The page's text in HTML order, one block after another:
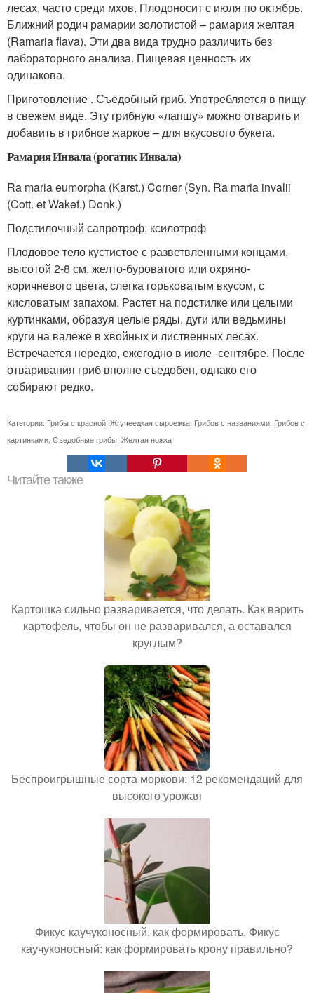
лесах, часто среди мхов. Плодоносит с июля по октябрь.
Ближний родич рамарии золотистой – рамария желтая
(Ramaria flava). Эти два вида трудно различить без
лабораторного анализа. Пищевая ценность их
одинакова.
Приготовление . Съедобный гриб. Употребляется в пищу
в свежем виде. Эту грибную «лапшу» можно отварить и
добавить в грибное жаркое – для вкусового букета.
Рамария Инвала (рогатик Инвала)
Ra maria eumorpha (Karst.) Corner (Syn. Ra maria invalii
(Cott. et Wakef.) Donk.)
Подстилочный сапротроф, ксилотроф
Плодовое тело кустистое с разветвленными концами,
высотой 2-8 см, желто-буроватого или охряно-
коричневого цвета, слегка горьковатым вкусом, с
кисловатым запахом. Растет на подстилке или целыми
куртинками, образуя целые ряды, дуги или ведьмины
круги на валеже в хвойных и лиственных лесах.
Встречается нередко, ежегодно в июле -сентябре. После
отваривания гриб вполне съедобен, однако его
собирают редко.
Категории: Грибы с красной Жгучеедкая сыроежка Грибов с названиями Грибов с
картинками Съедобные грибы Желтая ножка
Читайте также
Картошка сильно разваривается, что делать. Как варить
картофель, чтобы он не разваривался, а оставался
круглым?
Беспроигрышные сорта моркови: 12 рекомендаций для
высокого урожая
Фикус каучуконосный, как формировать. Фикус
каучуконосный: как формировать крону правильно?